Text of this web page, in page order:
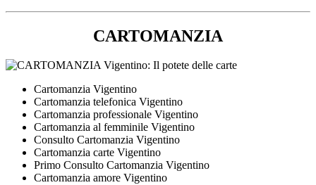
CARTOMANZIA
Cartomanzia Vigentino
Cartomanzia telefonica Vigentino
Cartomanzia professionale Vigentino
Cartomanzia al femminile Vigentino
Consulto Cartomanzia Vigentino
Cartomanzia carte Vigentino
Primo Consulto Cartomanzia Vigentino
Cartomanzia amore Vigentino